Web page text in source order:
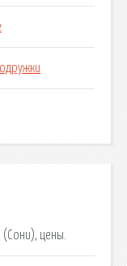
(Сони), цены.